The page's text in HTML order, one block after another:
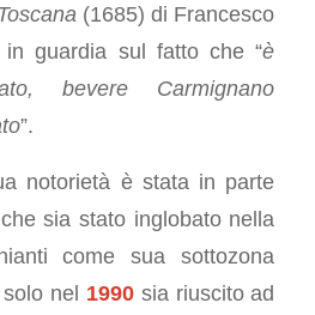
(1685) di Francesco
guardia sul fatto che “è
bevere Carmignano
”.
notorietà è stata in parte
sia stato inglobato nella
come sua sottozona
nel 1990sia riuscito ad